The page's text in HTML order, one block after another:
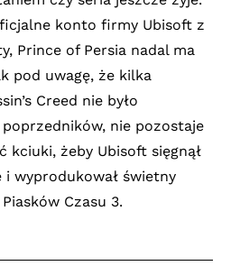
konto firmy Ubisoft z
Prince of Persia nadal ma
pod uwagę, że kilka
Creed nie było
nie pozostaje
kciuki, żeby Ubisoft sięgnął
wyprodukował świetny
Czasu 3.